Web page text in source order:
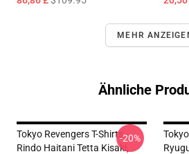
MEHR
Ähnliche
Tokyo Revengers T-Shirts -
Rindo Haitani Tetta Kisaki,
-20%